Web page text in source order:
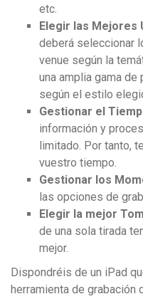
etc.
Elegir las Mejores
deberá seleccionar
venue según la
una amplia gama
según el estilo
Gestionar el
información y
limitado. Por tanto,
vuestro tiempo.
Gestionar los
las opciones de
Elegir la mejor
de una sola tirada
mejor.
Dispondréis de un iPad
herramienta de